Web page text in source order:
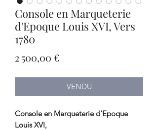
Console en Marqueterie
d'Epoque Louis XVI, Vers
1780
2 500,00 €
VENDU
Console en Marqueterie d'Epoque
Louis XVI,